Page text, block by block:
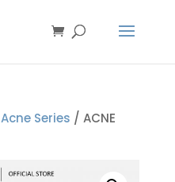
Acne Series / ACNE